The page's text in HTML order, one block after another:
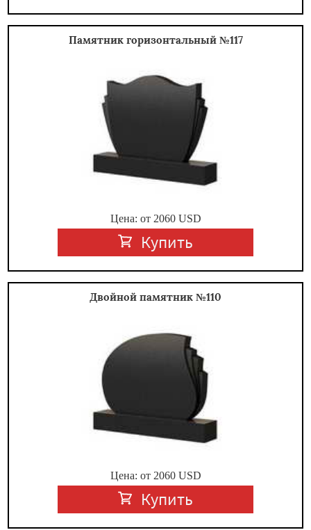
Памятник горизонтальный №117
Цена: от 2060USD
Купить
Двойной памятник №110
Цена: от 2060USD
Купить